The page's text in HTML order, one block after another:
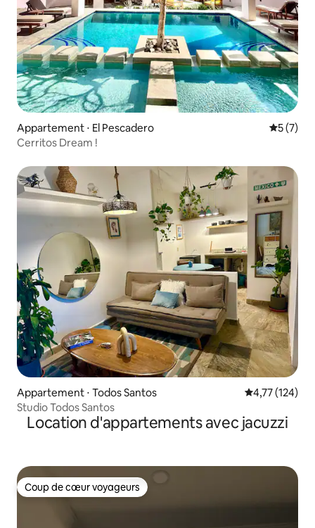
Appartement ⋅ El Pescadero
5 (7)
Cerritos Dream !
Appartement ⋅ Todos Santos Évaluation
4,77 (124)
Studio Todos Santos
Location d'appartements avec jacuzzi
Coup de cœur voyageurs
Coup de cœur voyageurs